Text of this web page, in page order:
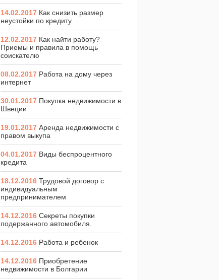
14.02.2017 Как снизить размер
неустойки по кредиту
12.02.2017 Как найти работу?
Приемы и правила в помощь
соискателю
08.02.2017 Работа на дому через
интернет
30.01.2017 Покупка недвижимости в
Швеции
19.01.2017 Аренда недвижимости с
правом выкупа
04.01.2017 Виды беспроцентного
кредита
18.12.2016 Трудовой договор с
индивидуальным
предпринимателем
14.12.2016 Секреты покупки
подержанного автомобиля.
14.12.2016 Работа и ребенок
14.12.2016 Приобретение
недвижимости в Болгарии